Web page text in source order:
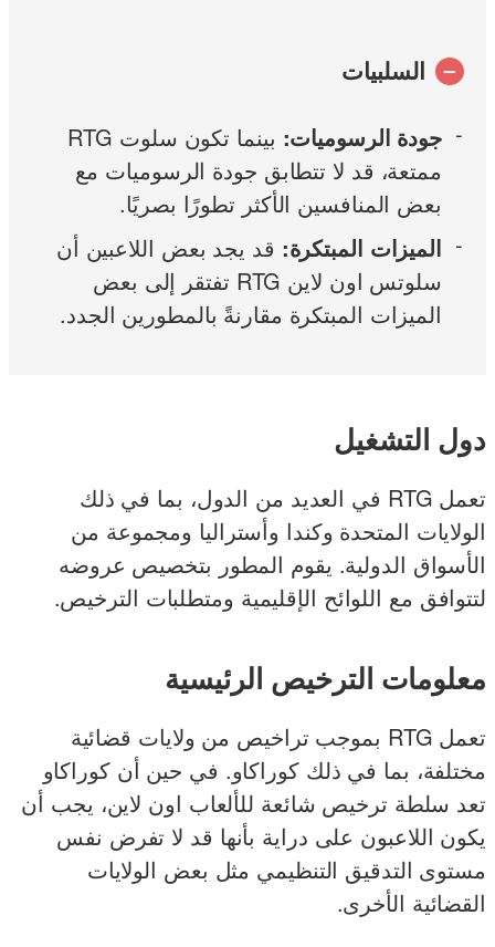
السلبيات
جودة الرسوميات:
بينما تكون سلوت RTG
ممتعة، قد لا تتطابق جودة الرسوميات مع
بعض المنافسين الأكثر تطورًا بصريًا.
الميزات المبتكرة: قد يجد بعض اللاعبين أن
سلوتس اون لاين RTG تفتقر إلى بعض
الميزات المبتكرة مقارنةً بالمطورين الجدد.
دول التشغيل
تعمل RTG في العديد من الدول، بما في ذلك
الولايات المتحدة وكندا وأستراليا ومجموعة من
الأسواق الدولية. يقوم المطور بتخصيص عروضه
لتتوافق مع اللوائح الإقليمية ومتطلبات الترخيص.
معلومات الترخيص الرئيسية
تعمل RTG بموجب تراخيص من ولايات قضائية
مختلفة، بما في ذلك كوراكاو. في حين أن كوراكاو
تعد سلطة ترخيص شائعة للألعاب اون لاين، يجب أن
يكون اللاعبون على دراية بأنها قد لا تفرض نفس
مستوى التدقيق التنظيمي مثل بعض الولايات
القضائية الأخرى.